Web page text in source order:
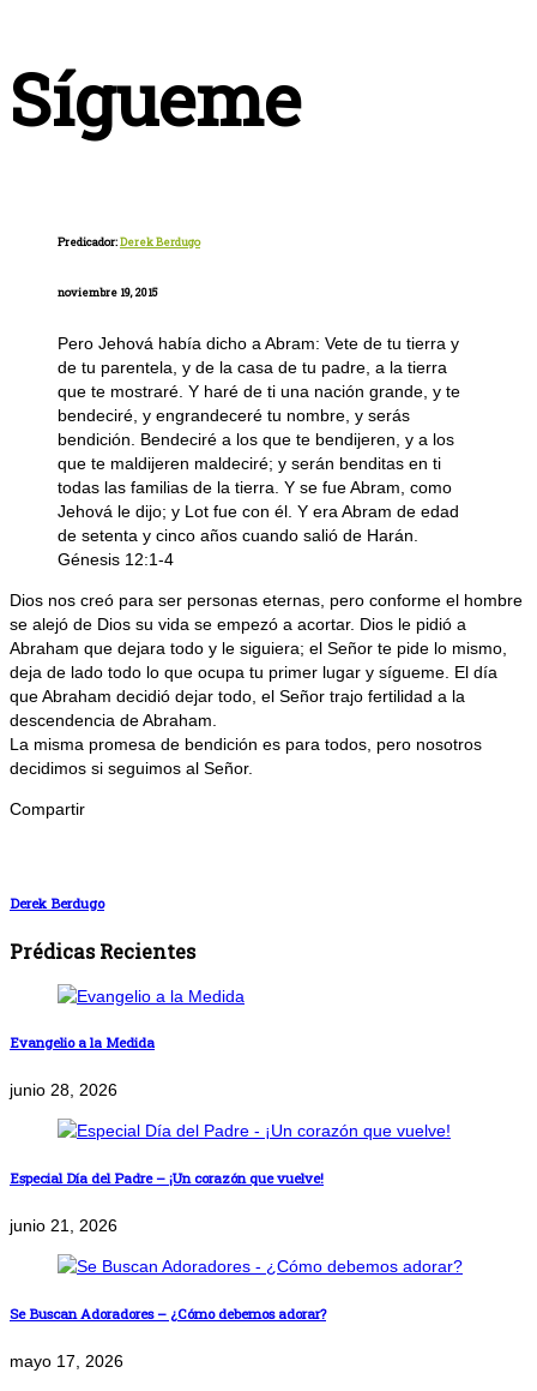
Sígueme
Predicador:Derek Berdugo
noviembre 19, 2015
Pero Jehová había dicho a Abram: Vete de tu tierra y
de tu parentela, y de la casa de tu padre, a la tierra
que te mostraré. Y haré de ti una nación grande, y te
bendeciré, y engrandeceré tu nombre, y serás
bendición. Bendeciré a los que te bendijeren, y a los
que te maldijeren maldeciré; y serán benditas en ti
todas las familias de la tierra. Y se fue Abram, como
Jehová le dijo; y Lot fue con él. Y era Abram de edad
de setenta y cinco años cuando salió de Harán.
Génesis 12:1-4
Dios nos creó para ser personas eternas, pero conforme el hombre
se alejó de Dios su vida se empezó a acortar. Dios le pidió a
Abraham que dejara todo y le siguiera; el Señor te pide lo mismo,
deja de lado todo lo que ocupa tu primer lugar y sígueme. El día
que Abraham decidió dejar todo, el Señor trajo fertilidad a la
descendencia de Abraham.
La misma promesa de bendición es para todos, pero nosotros
decidimos si seguimos al Señor.
Compartir
Derek Berdugo
Prédicas Recientes
Evangelio a la Medida
junio 28, 2026
Especial Día del Padre – ¡Un corazón que vuelve!
junio 21, 2026
Se Buscan Adoradores – ¿Cómo debemos adorar?
mayo 17, 2026